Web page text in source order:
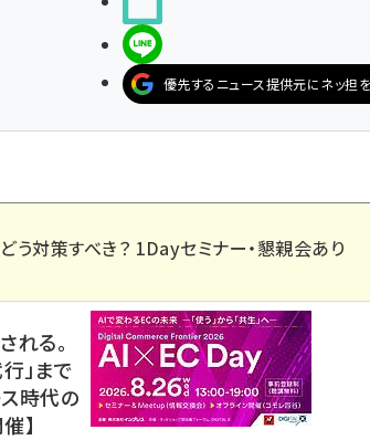
優先するニュース提供元にネッ担
う対策すべき？ 1Dayセミナー・懇親会あり
れる。
」まで
ス時代の
】